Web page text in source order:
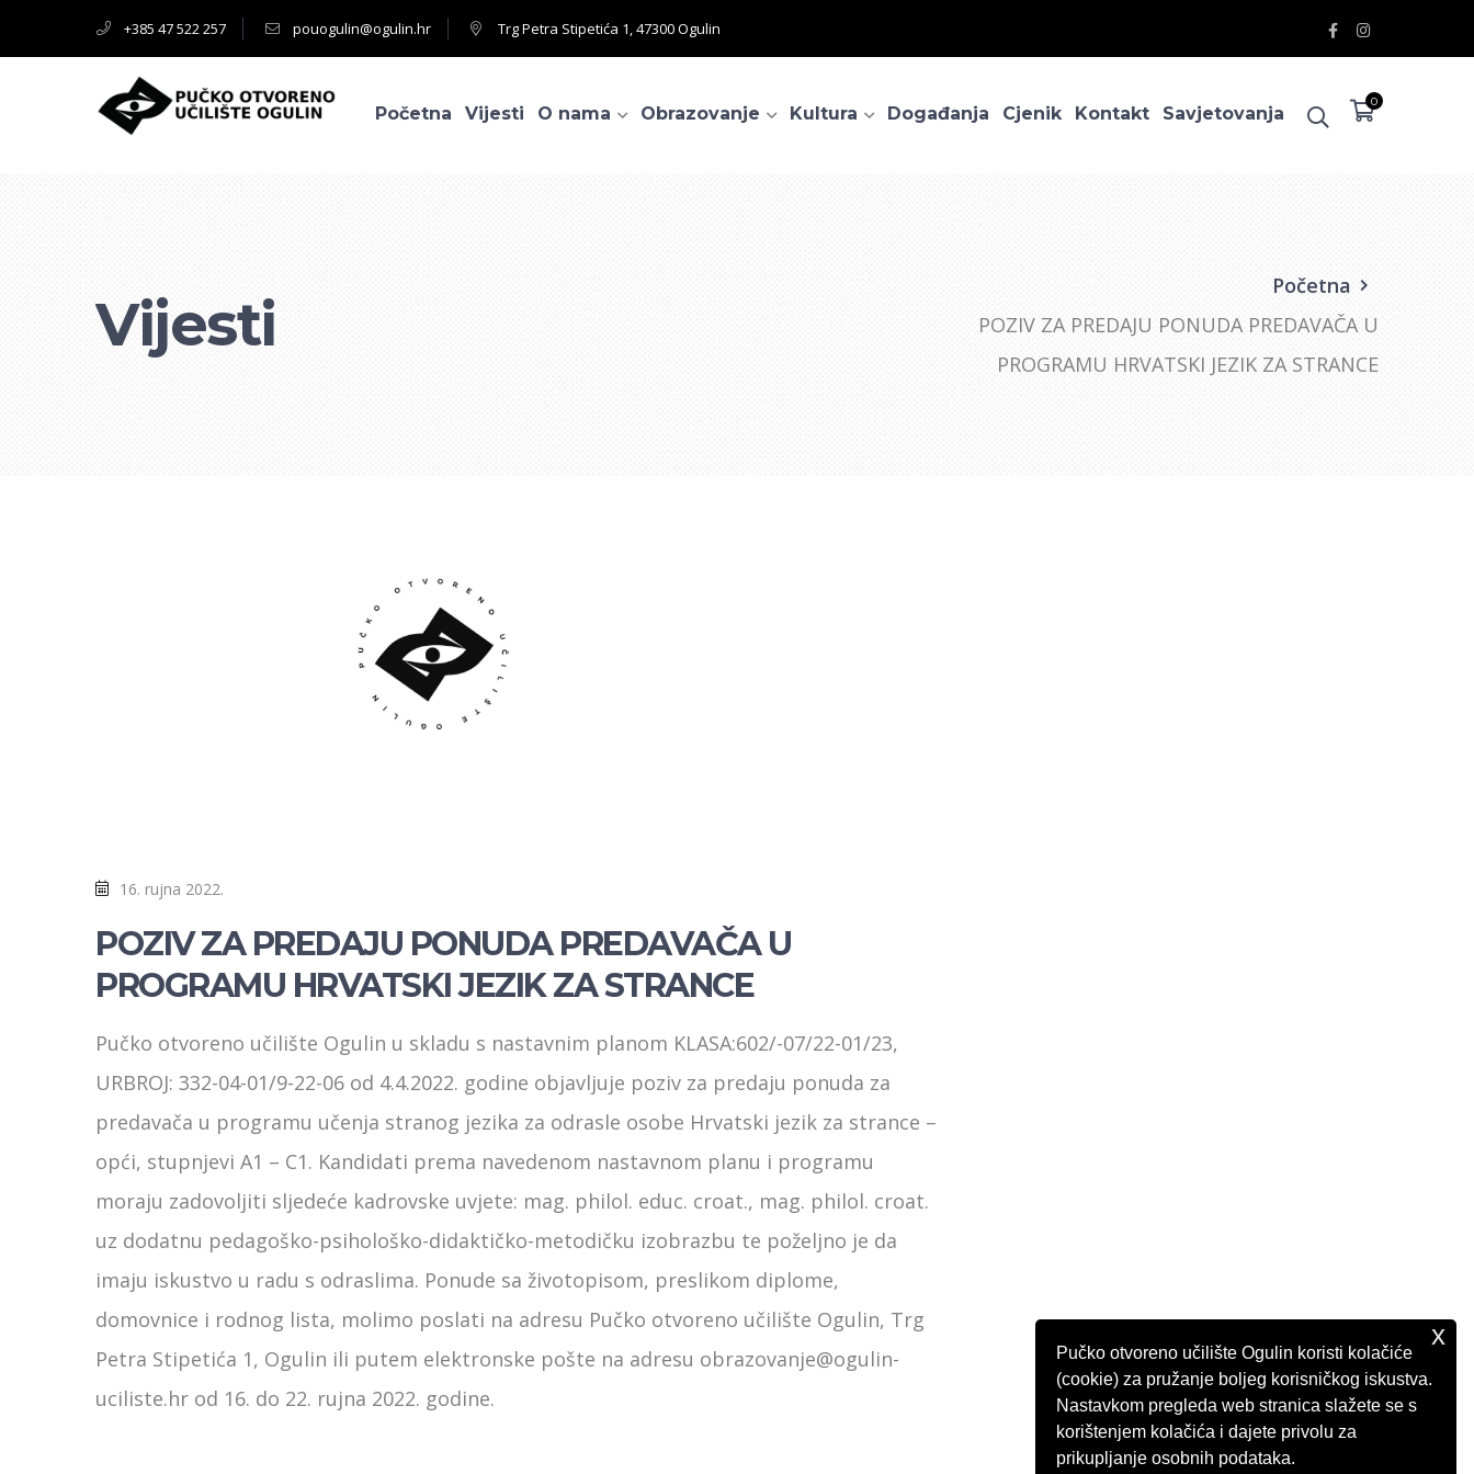
+385 47 522 257 pouogulin@ogulin.hr Trg Petra Stipetića 1, 47300 Ogulin
Facebook
Profile
Instagram
Profile
0
Početna Vijesti O nama Obrazovanje Kultura Događanja Cjenik Kontakt Savjetovanja
Vijesti
Početna
POZIV ZA PREDAJU PONUDA PREDAVAČA U
PROGRAMU HRVATSKI JEZIK ZA STRANCE
16. rujna 2022.
POZIV ZA PREDAJU PONUDA PREDAVAČA U
PROGRAMU HRVATSKI JEZIK ZA STRANCE
Pučko otvoreno učilište Ogulin u skladu s nastavnim planom KLASA:602/-07/22-01/23,
URBROJ: 332-04-01/9-22-06 od 4.4.2022. godine objavljuje poziv za predaju ponuda za
predavača u programu učenja stranog jezika za odrasle osobe Hrvatski jezik za strance –
opći, stupnjevi A1 – C1. Kandidati prema navedenom nastavnom planu i programu
moraju zadovoljiti sljedeće kadrovske uvjete: mag. philol. educ. croat., mag. philol. croat.
uz dodatnu pedagoško-psihološko-didaktičko-metodičku izobrazbu te poželjno je da
imaju iskustvo u radu s odraslima. Ponude sa životopisom, preslikom diplome,
domovnice i rodnog lista, molimo poslati na adresu Pučko otvoreno učilište Ogulin, Trg
Petra Stipetića 1, Ogulin ili putem elektronske pošte na adresu obrazovanje@ogulin-
uciliste.hr od 16. do 22. rujna 2022. godine.
Pučko otvoreno učilište Ogulin koristi kolačiće
(cookie) za pružanje boljeg korisničkog iskustva.
Nastavkom pregleda web stranica slažete se s
korištenjem kolačića i dajete privolu za
prikupljanje osobnih podataka.
x